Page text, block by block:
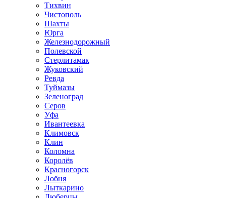
Тихвин
Чистополь
Шахты
Юрга
Железнодорожный
Полевской
Стерлитамак
Жуковский
Ревда
Туймазы
Зеленоград
Серов
Уфа
Ивантеевка
Климовск
Клин
Коломна
Королёв
Красногорск
Лобня
Лыткарино